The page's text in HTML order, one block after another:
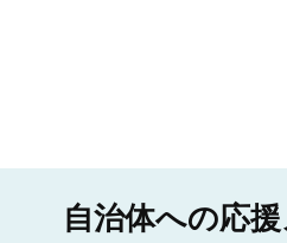
自治体への応